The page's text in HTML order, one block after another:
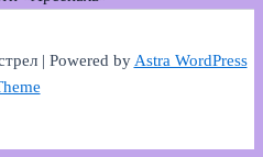
| Powered byAstra WordPress